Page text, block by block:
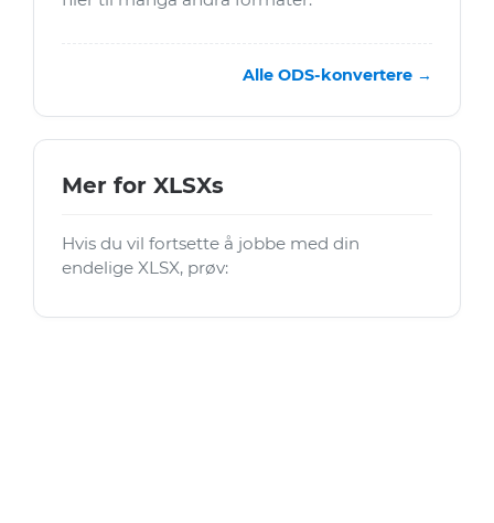
Alle ODS-konvertere →
Mer for XLSXs
Hvis du vil fortsette å jobbe med din
endelige XLSX, prøv: